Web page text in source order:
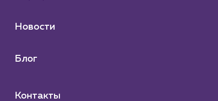
Новости
Блог
Контакты